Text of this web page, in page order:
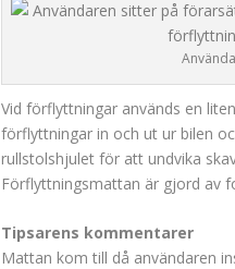
Vid förflyttningar används en
förflyttningar in och ut ur bilen
rullstolshjulet för att undvika
Förflyttningsmattan är gjord av
Tipsarens kommentarer
Mattan kom till då användaren